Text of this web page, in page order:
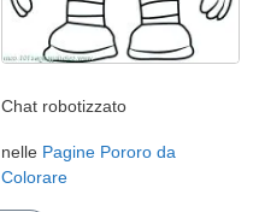
Chat robotizzato
nelle Pagine Pororo da
Colorare